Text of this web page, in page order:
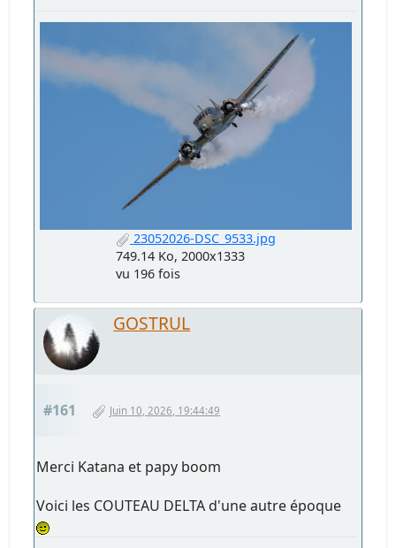
23052026-DSC_9533.jpg
749.14 Ko, 2000x1333
vu 196 fois
GOSTRUL
#161 Juin 10, 2026, 19:44:49
Merci Katana et papy boom
Voici les COUTEAU DELTA d'une autre époque